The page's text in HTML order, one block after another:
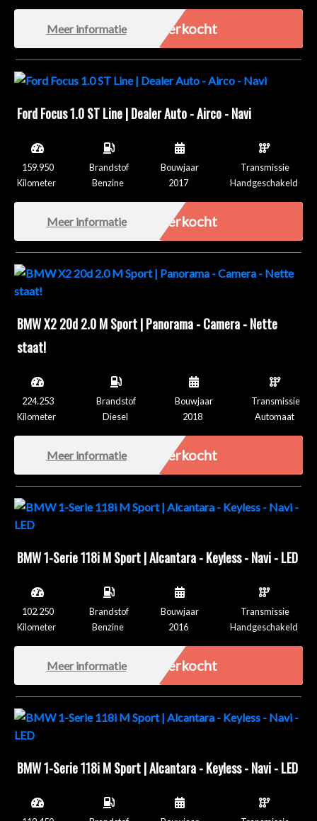
Meer informatie Verkocht
Ford Focus 1.0 ST Line | Dealer Auto - Airco - Navi
159.950
Kilometer
Brandstof
Benzine
Bouwjaar
2017
Transmissie
Handgeschakeld
Meer informatie Verkocht
BMW X2 20d 2.0 M Sport | Panorama - Camera - Nette
staat!
224.253
Kilometer
Brandstof
Diesel
Bouwjaar
2018
Transmissie
Automaat
Meer informatie Verkocht
BMW 1-Serie 118i M Sport | Alcantara - Keyless - Navi - LED
102.250
Kilometer
Brandstof
Benzine
Bouwjaar
2016
Transmissie
Handgeschakeld
Meer informatie Verkocht
BMW 1-Serie 118i M Sport | Alcantara - Keyless - Navi - LED